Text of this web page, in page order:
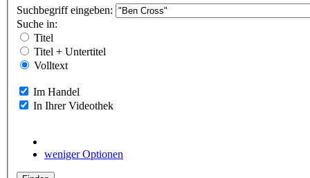
Suchbegriff eingeben:
Suche in:
Titel
Titel + Untertitel
Volltext
Im Handel
In Ihrer Videothek
weniger Optionen